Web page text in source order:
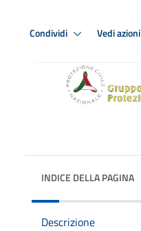
Condividi Vedi azioni
INDICE DELLA PAGINA
Descrizione